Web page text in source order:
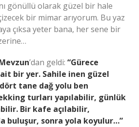
gönüllü olarak güzel bir hale
bir mimar arıyorum. Bu yaz
çıksa yeter bana, her sene bir
’dan geldi: “Gürece
bir yer. Sahile inen güzel
tane dağ yolu ben
turları yapılabilir, günlük
Bir kafe açılabilir,
buluşur, sonra yola koyulur…”